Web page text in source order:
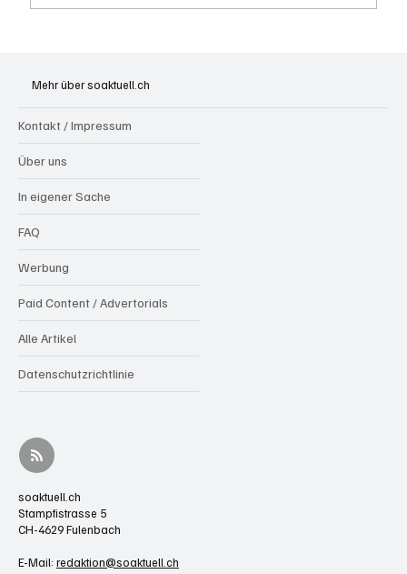
Mehr über soaktuell.ch
Kontakt / Impressum
Über uns
In eigener Sache
FAQ
Werbung
Paid Content / Advertorials
Alle Artikel
Datenschutzrichtlinie
soaktuell.ch
Stampfistrasse 5
CH-4629 Fulenbach
E-Mail: redaktion@soaktuell.ch